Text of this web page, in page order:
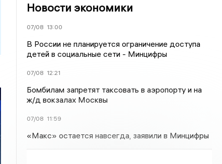
Новости экономики
07/08 13:00
В России не планируется ограничение доступа
детей в социальные сети - Минцифры
07/08 12:21
Бомбилам запретят таксовать в аэропорту и на
ж/д вокзалах Москвы
07/08 11:59
«Макс» остается навсегда, заявили в Минцифры